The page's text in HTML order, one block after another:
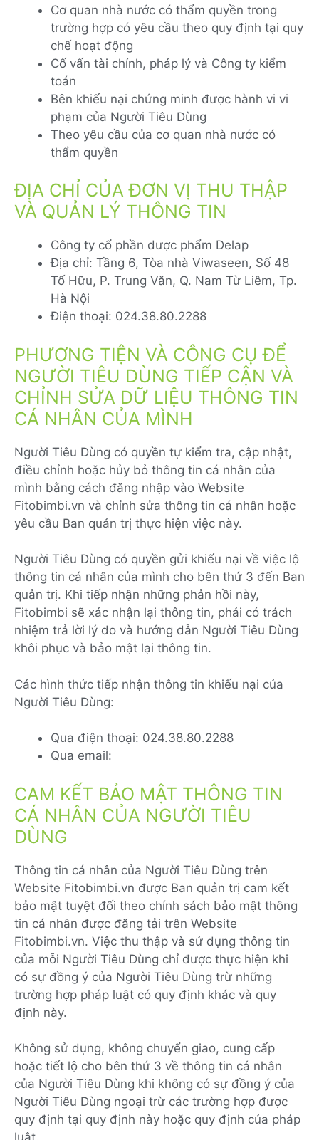
Cơ quan nhà nước có thẩm quyền trong
trường hợp có yêu cầu theo quy định tại quy
chế hoạt động
Cố vấn tài chính, pháp lý và Công ty kiểm
toán
Bên khiếu nại chứng minh được hành vi vi
phạm của Người Tiêu Dùng
Theo yêu cầu của cơ quan nhà nước có
thẩm quyền
ĐỊA CHỈ CỦA ĐƠN VỊ THU THẬP
VÀ QUẢN LÝ THÔNG TIN
Công ty cổ phần dược phẩm Delap
Địa chỉ: Tầng 6, Tòa nhà Viwaseen, Số 48
Tố Hữu, P. Trung Văn, Q. Nam Từ Liêm, Tp.
Hà Nội
Điện thoại: 024.38.80.2288
PHƯƠNG TIỆN VÀ CÔNG CỤ ĐỂ
NGƯỜI TIÊU DÙNG TIẾP CẬN VÀ
CHỈNH SỬA DỮ LIỆU THÔNG TIN
CÁ NHÂN CỦA MÌNH
Người Tiêu Dùng có quyền tự kiểm tra, cập nhật,
điều chỉnh hoặc hủy bỏ thông tin cá nhân của
mình bằng cách đăng nhập vào Website
Fitobimbi.vn và chỉnh sửa thông tin cá nhân hoặc
yêu cầu Ban quản trị thực hiện việc này.
Người Tiêu Dùng có quyền gửi khiếu nại về việc lộ
thông tin cá nhân của mình cho bên thứ 3 đến Ban
quản trị. Khi tiếp nhận những phản hồi này,
Fitobimbi sẽ xác nhận lại thông tin, phải có trách
nhiệm trả lời lý do và hướng dẫn Người Tiêu Dùng
khôi phục và bảo mật lại thông tin.
Các hình thức tiếp nhận thông tin khiếu nại của
Người Tiêu Dùng:
Qua điện thoại: 024.38.80.2288
Qua email:
CAM KẾT BẢO MẬT THÔNG TIN
CÁ NHÂN CỦA NGƯỜI TIÊU
DÙNG
Thông tin cá nhân của Người Tiêu Dùng trên
Website Fitobimbi.vn được Ban quản trị cam kết
bảo mật tuyệt đối theo chính sách bảo mật thông
tin cá nhân được đăng tải trên Website
Fitobimbi.vn. Việc thu thập và sử dụng thông tin
của mỗi Người Tiêu Dùng chỉ được thực hiện khi
có sự đồng ý của Người Tiêu Dùng trừ những
trường hợp pháp luật có quy định khác và quy
định này.
Không sử dụng, không chuyển giao, cung cấp
hoặc tiết lộ cho bên thứ 3 về thông tin cá nhân
của Người Tiêu Dùng khi không có sự đồng ý của
Người Tiêu Dùng ngoại trừ các trường hợp được
quy định tại quy định này hoặc quy định của pháp
luật.